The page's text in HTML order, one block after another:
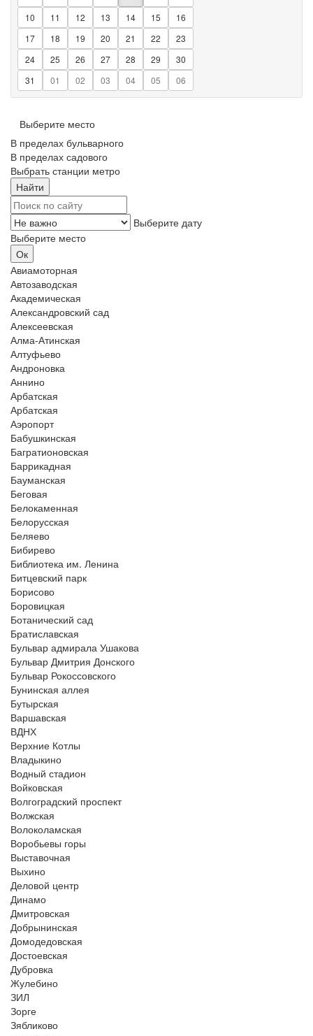
10
11 12 13 14 15
16
17
18 19 20 21 22
23
24
25 26 27 28 29
30
31
01 02 03 04 05 06
Выберите место
В пределах бульварного
В пределах садового
Выбрать станции метро
Выберите дату
Выберите место
Авиамоторная
Автозаводская
Академическая
Александровский сад
Алексеевская
Алма-Атинская
Алтуфьево
Андроновка
Аннино
Арбатская
Арбатская
Аэропорт
Бабушкинская
Багратионовская
Баррикадная
Бауманская
Беговая
Белокаменная
Белорусская
Беляево
Бибирево
Библиотека им. Ленина
Битцевский парк
Борисово
Боровицкая
Ботанический сад
Братиславская
Бульвар адмирала Ушакова
Бульвар Дмитрия Донского
Бульвар Рокоссовского
Бунинская аллея
Бутырская
Варшавская
ВДНХ
Верхние Котлы
Владыкино
Водный стадион
Войковская
Волгоградский проспект
Волжская
Волоколамская
Воробьевы горы
Выставочная
Выхино
Деловой центр
Динамо
Дмитровская
Добрынинская
Домодедовская
Достоевская
Дубровка
Жулебино
ЗИЛ
Зорге
Зябликово